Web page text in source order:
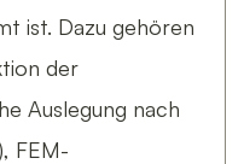
ist. Dazu gehören
der
Auslegung nach
FEM-